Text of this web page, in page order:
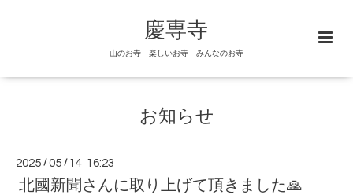
慶専寺
山のお寺 楽しいお寺 みんなのお寺
お知らせ
2025 /05 / 14 16:23
北國新聞さんに取り上げて頂きました🙏